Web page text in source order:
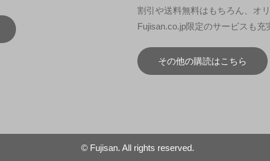
割引や送料無料はもちろん、オ
Fujisan.co.jp限定のサービスも充
その他の購読はこちら
© Fujisan. All rights reserved.